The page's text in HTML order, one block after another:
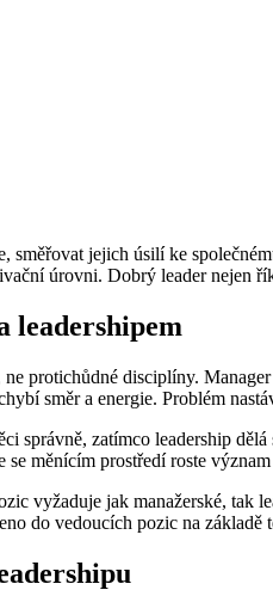
směřovat jejich úsilí ke
úrovni. Dobrý leader nejen
leadershipem
protichůdné disciplíny.
směr a energie. Problém
správně, zatímco leadership
se měnícím prostředí roste
vyžaduje jak manažerské, tak
do vedoucích pozic na